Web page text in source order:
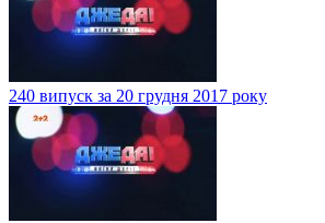
240 випуск за 20 грудня 2017 року